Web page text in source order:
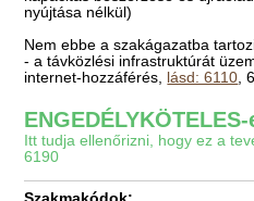
nyújtása nélkül)
Nem ebbe a szakágazatba
- a távközlési infrastruktúrát
internet-hozzáférés, lásd: 6110 ,
Itt tudja ellenőrizni, hogy ez a
6190